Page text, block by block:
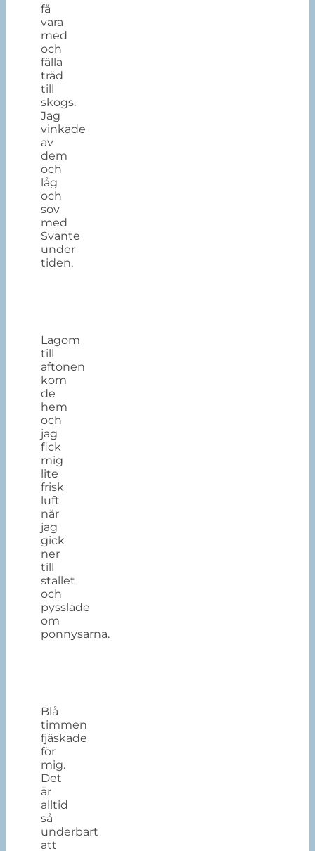
få
vara
med
och
fälla
träd
till
skogs.
Jag
vinkade
av
dem
och
låg
och
sov
med
Svante
under
tiden.
Lagom
till
aftonen
kom
de
hem
och
jag
fick
mig
lite
frisk
luft
när
jag
gick
ner
till
stallet
och
pysslade
om
ponnysarna.
Blå
timmen
fjäskade
för
mig.
Det
är
alltid
så
underbart
att